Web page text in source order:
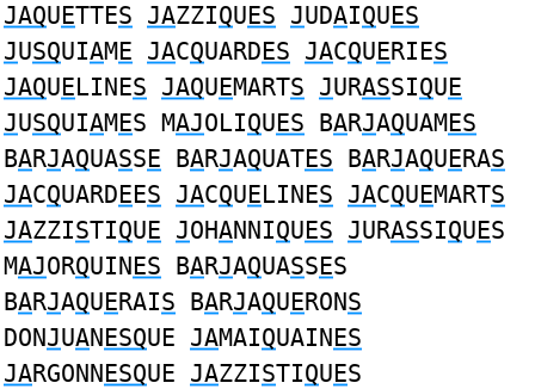
JAQUETTES JAZZIQUES JUDAIQUES
JUSQUIAME JACQUARDES JACQUERIES
JAQUELINES JAQUEMARTS JURASSIQUE
JUSQUIAMES MAJOLIQUES BARJAQUAMES
BARJAQUASSE BARJAQUATES BARJAQUERAS
JACQUARDEES JACQUELINES JACQUEMARTS
JAZZISTIQUE JOHANNIQUES JURASSIQUES
MAJORQUINES BARJAQUASSES
BARJAQUERAIS BARJAQUERONS
DONJUANESQUE JAMAIQUAINES
JARGONNESQUE JAZZISTIQUES